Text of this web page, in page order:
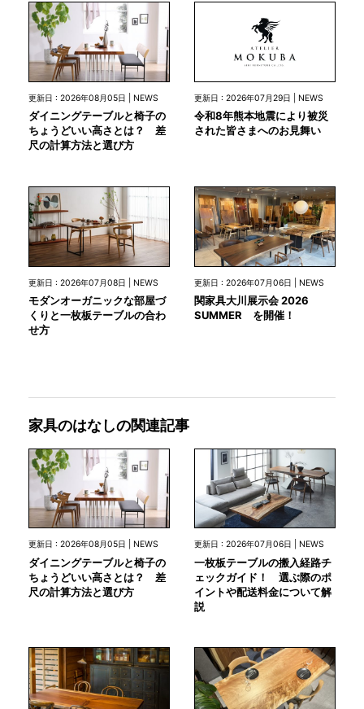
更新日 : 2026年08月05日 | NEWS
ダイニングテーブルと椅子の
ちょうどいい高さとは？ 差
尺の計算方法と選び方
更新日 : 2026年07月29日 | NEWS
令和8年熊本地震により被災
された皆さまへのお見舞い
更新日 : 2026年07月08日 | NEWS
モダンオーガニックな部屋づ
くりと一枚板テーブルの合わ
せ方
更新日 : 2026年07月06日 | NEWS
関家具大川展示会 2026
SUMMER を開催！
家具のはなしの関連記事
更新日 : 2026年08月05日 | NEWS
ダイニングテーブルと椅子の
ちょうどいい高さとは？ 差
尺の計算方法と選び方
更新日 : 2026年07月06日 | NEWS
一枚板テーブルの搬入経路チ
ェックガイド！ 選ぶ際のポ
イントや配送料金について解
説